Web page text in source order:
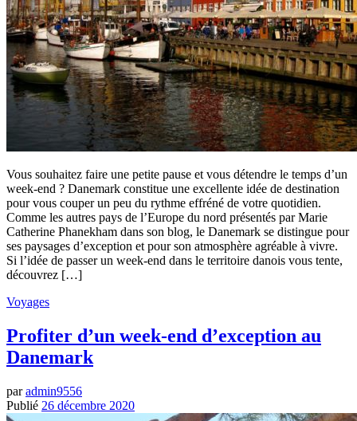
Vous souhaitez faire une petite pause et vous détendre le temps d’un
week-end ? Danemark constitue une excellente idée de destination
pour vous couper un peu du rythme effréné de votre quotidien.
Comme les autres pays de l’Europe du nord présentés par Marie
Catherine Phanekham dans son blog, le Danemark se distingue pour
ses paysages d’exception et pour son atmosphère agréable à vivre.
Si l’idée de passer un week-end dans le territoire danois vous tente,
découvrez […]
Voyages
Profiter d’un week-end d’exception au
Danemark
paradmin9556
Publié 26 décembre 2020